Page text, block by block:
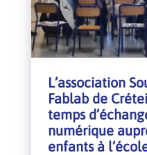
L’association
Fablab de
temps
numérique
enfants à